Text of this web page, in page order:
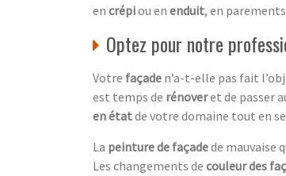
en crépiou en enduit, en
Optez pour notre
Votre façade n’a-t-elle pas fait
est temps de rénoveret de passer
en étatde votre domaine tout en
La peinture de façadede mauvaise
Les changements de couleur des